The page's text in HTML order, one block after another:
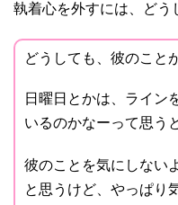
執着心を外すには、どう
どうしても、彼のこと
日曜日とかは、ライン
いるのかなーって思う
彼のことを気にしない
と思うけど、やっぱり